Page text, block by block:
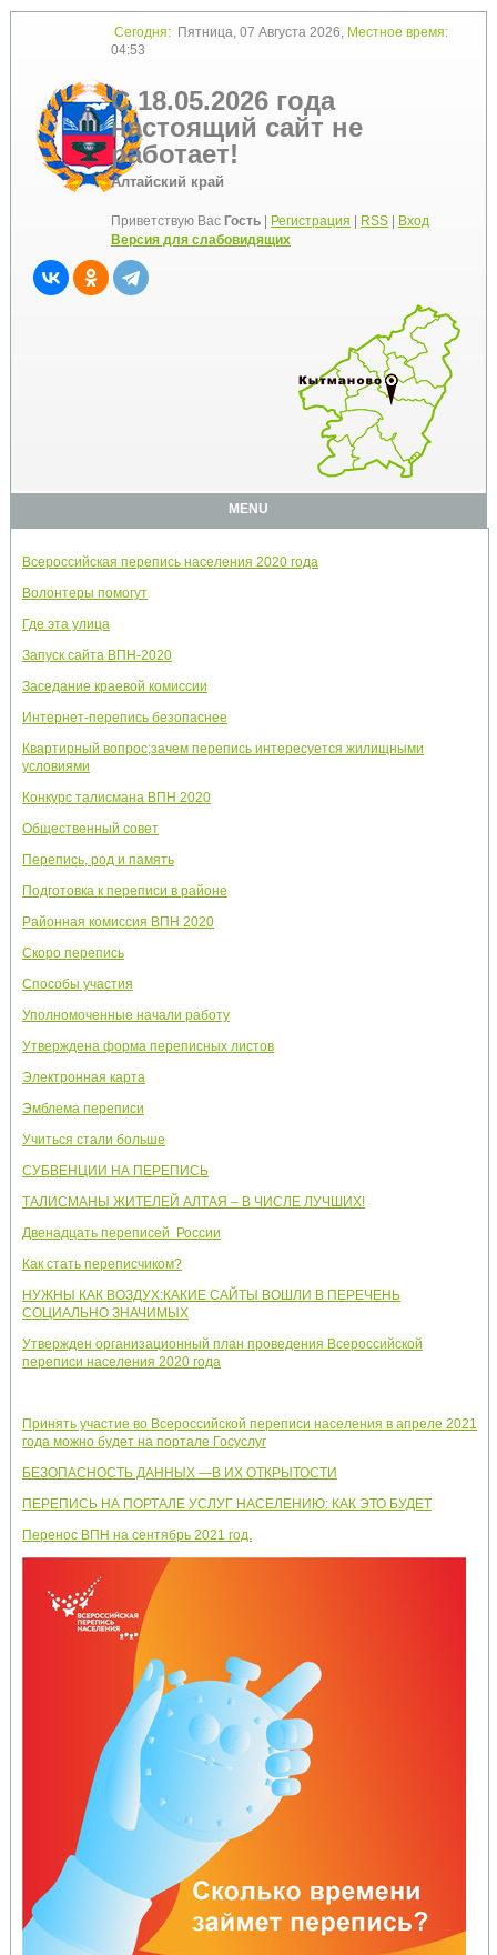
Сегодня:Пятница, 07 Августа 2026, Местное время:
04:53
С 18.05.2026 года
настоящий сайт не
работает!
Алтайский край
Приветствую Вас Гость| Регистрация RSS|
Вход
Версия для слабовидящих
MENU
Всероссийская перепись населения 2020 года
Волонтеры помогут
Где эта улица
Запуск сайта ВПН-2020
Заседание краевой комиссии
Интернет-перепись безопаснее
Квартирный вопрос;зачем перепись интересуется жилищными
условиями
Конкурс талисмана ВПН 2020
Общественный совет
Перепись, род и память
Подготовка к переписи в районе
Районная комиссия ВПН 2020
Скоро перепись
Способы участия
Уполномоченные начали работу
Утверждена форма переписных листов
Электронная карта
Эмблема переписи
Учиться стали больше
СУБВЕНЦИИ НА ПЕРЕПИСЬ
ТАЛИСМАНЫ ЖИТЕЛЕЙ АЛТАЯ – В ЧИСЛЕ ЛУЧШИХ!
Двенадцать переписей России
Как стать переписчиком?
НУЖНЫ КАК ВОЗДУХ:КАКИЕ САЙТЫ ВОШЛИ В ПЕРЕЧЕНЬ
СОЦИАЛЬНО ЗНАЧИМЫХ
Утвержден организационный план проведения Всероссийской
переписи населения 2020 года
Принять участие во Всероссийской переписи населения в апреле 2021
года можно будет на портале Госуслуг
БЕЗОПАСНОСТЬ ДАННЫХ —В ИХ ОТКРЫТОСТИ
ПЕРЕПИСЬ НА ПОРТАЛЕ УСЛУГ НАСЕЛЕНИЮ: КАК ЭТО БУДЕТ
Перенос ВПН на сентябрь 2021 год.